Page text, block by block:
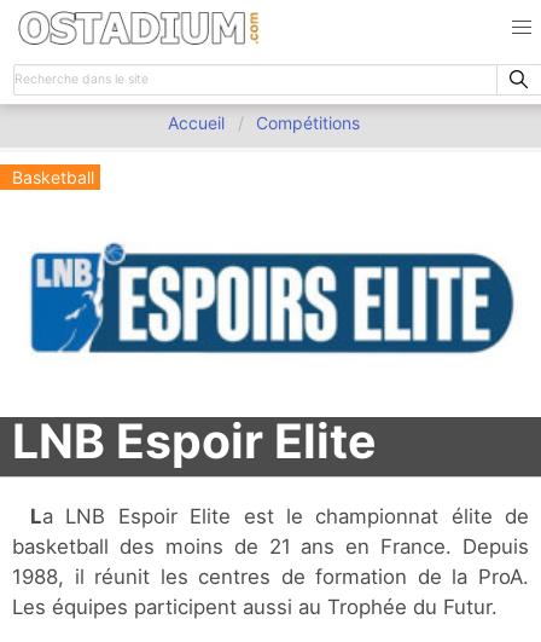
Accueil Compétitions
Basketball
LNB Espoir Elite
La LNB Espoir Elite est le championnat élite de
basketball des moins de 21 ans en France. Depuis
1988, il réunit les centres de formation de la ProA.
Les équipes participent aussi au Trophée du Futur.